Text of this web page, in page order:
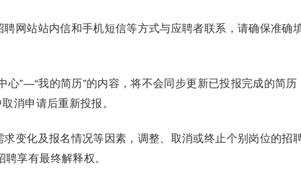
站站内信和手机短信等方式与应聘者联系，请确保准确
”—“我的简历”的内容，将不会同步更新已投报完成的简历
消申请后重新投报。
化及报名情况等因素，调整、取消或终止个别岗位的招
享有最终解释权。